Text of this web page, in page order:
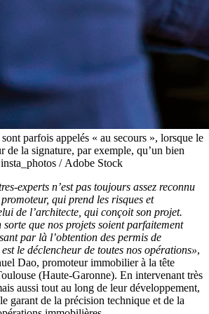
parfois appelés « au secours », lorsque le
de la signature, par exemple, qu’un bien
/ Adobe Stock
experts n’est pas toujours assez reconnu
qui prend les risques et
de l’architecte, qui conçoit son projet.
que nos projets soient parfaitement
par là l’obtention des permis de
le déclencheur de toutes nos opérations»,
Dao, promoteur immobilier à la tête
(Haute-Garonne). En intervenant très
aussi tout au long de leur développement,
garant de la précision technique et de la